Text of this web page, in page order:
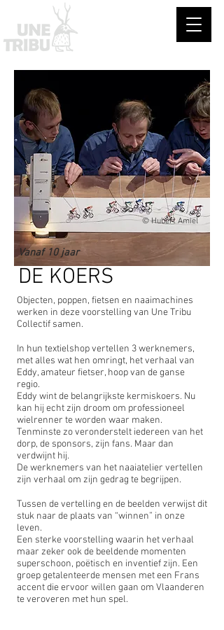
© Hubert Amiel
Vanaf 10 jaar
DE KOERS
Objecten, poppen, fietsen en naaimachines
werken in deze voorstelling van Une Tribu
Collectif samen.
In hun textielshop vertellen 3 werknemers,
met alles wat hen omringt, het verhaal van
Eddy, amateur fietser, hoop van de ganse
regio.
Eddy wint de belangrijkste kermiskoers. Nu
kan hij echt zijn droom om professioneel
wielrenner te worden waar maken.
Tenminste zo veronderstelt iedereen van het
dorp, de sponsors, zijn fans. Maar dan
verdwijnt hij.
De werknemers van het naaiatelier vertellen
zijn verhaal om zijn gedrag te begrijpen.
Tussen de vertelling en de beelden verwijst dit
stuk naar de plaats van “winnen” in onze
leven.
Een sterke voorstelling waarin het verhaal
maar zeker ook de beeldende momenten
superschoon, poëtisch en inventief zijn. Een
groep getalenteerde mensen met een Frans
accent die ervoor willen gaan om Vlaanderen
te veroveren met hun spel.